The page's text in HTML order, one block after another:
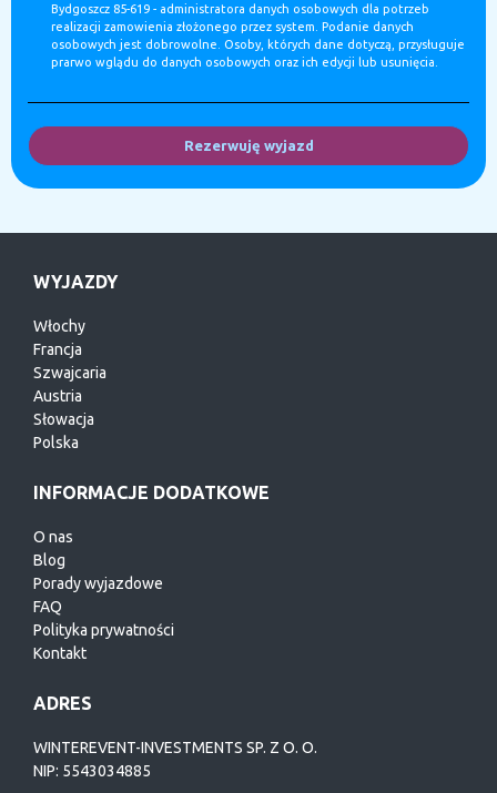
Bydgoszcz 85-619 - administratora danych osobowych dla potrzeb
realizacji zamowienia złożonego przez system. Podanie danych
osobowych jest dobrowolne. Osoby, których dane dotyczą, przysługuje
prarwo wglądu do danych osobowych oraz ich edycji lub usunięcia.
Rezerwuję wyjazd
WYJAZDY
Włochy
Francja
Szwajcaria
Austria
Słowacja
Polska
INFORMACJE DODATKOWE
O nas
Blog
Porady wyjazdowe
FAQ
Polityka prywatności
Kontakt
ADRES
WINTEREVENT-INVESTMENTS SP. Z O. O.
NIP: 5543034885